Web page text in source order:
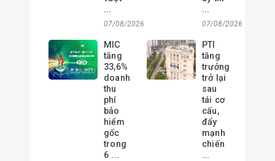
...
07/08/2026
...
07/08/2026
MIC
tăng
33,6%
doanh
thu
phí
bảo
hiểm
gốc
trong
6 ...
PTI
tăng
trưởng
trở lại
sau
tái cơ
cấu,
đẩy
mạnh
chiến
...